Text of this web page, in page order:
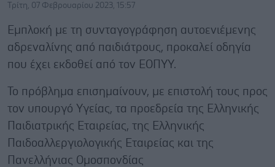
Τρίτη, 07 Φεβρουαρίου 2023, 15:57
Εμπλοκή με τη συνταγογράφηση αυτοενιέμενης
αδρεναλίνης από παιδιάτρους, προκαλεί οδηγία
που έχει εκδοθεί από τον ΕΟΠΥΥ.
Το πρόβλημα επισημαίνουν, με επιστολή τους προς
τον υπουργό Υγείας, τα προεδρεία της Ελληνικής
Παιδιατρικής Εταιρείας, της Ελληνικής
Παιδοαλλεργιολογικής Εταιρείας και της
Πανελλήνιας Ομοσπονδίας